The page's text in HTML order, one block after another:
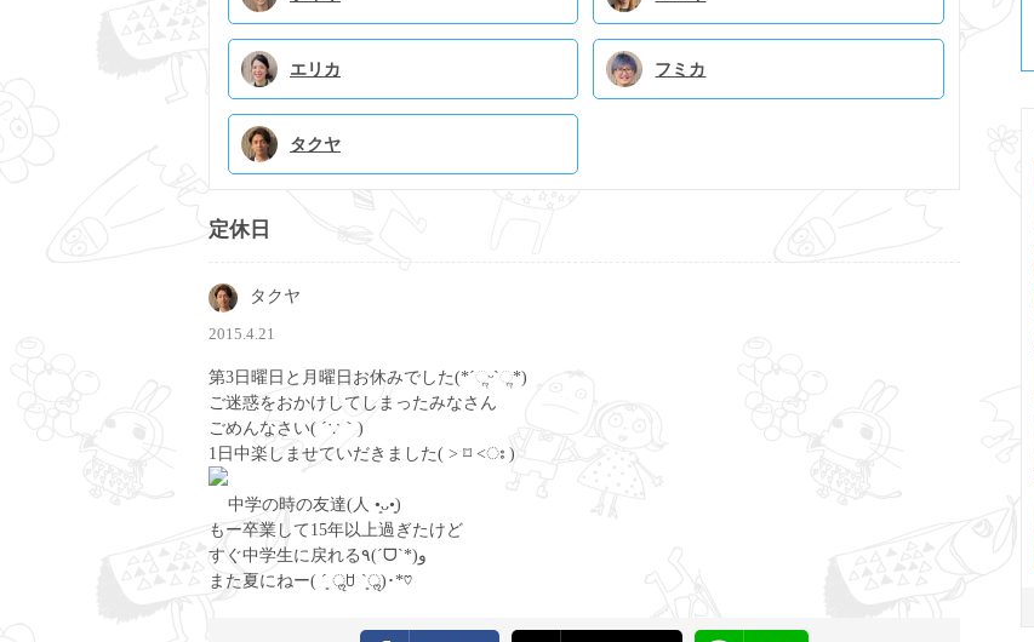
エリカ フミカ
タクヤ
定休日
タクヤ
2015.4.21
第3日曜日と月曜日お休みでした(*ˊૢᵕˋૢ*)
ご迷惑をおかけしてしまったみなさん
ごめんなさい( ´∵｀)
1日中楽しませていだきました( ˃ ⌑ ˂ഃ )
中学の時の友達(人 •͈ᴗ•͈)
もー卒業して15年以上過ぎたけど
すぐ中学生に戻れる٩(ˊᗜˋ*)و
また夏にねー( ´͈ ॢꇴ `͈ॢ)･*♡